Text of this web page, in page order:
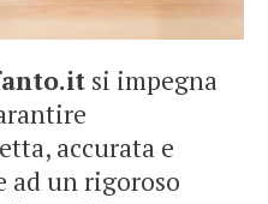
si impegna
accurata e
ad un rigoroso